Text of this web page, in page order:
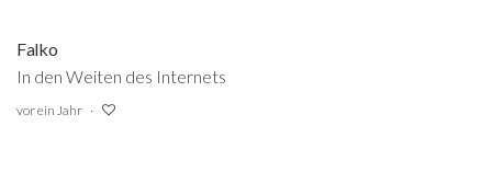
Falko
In den Weiten des Internets
vor ein Jahr